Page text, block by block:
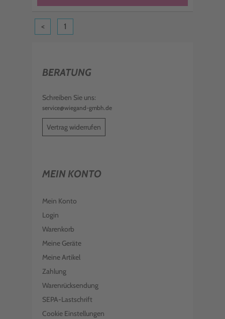
< 1
BERATUNG
Schreiben Sie uns:
service@wiegand-gmbh.de
Vertrag widerrufen
MEIN KONTO
Mein Konto
Login
Warenkorb
Meine Geräte
Meine Artikel
Zahlung
Warenrücksendung
SEPA-Lastschrift
Cookie Einstellungen